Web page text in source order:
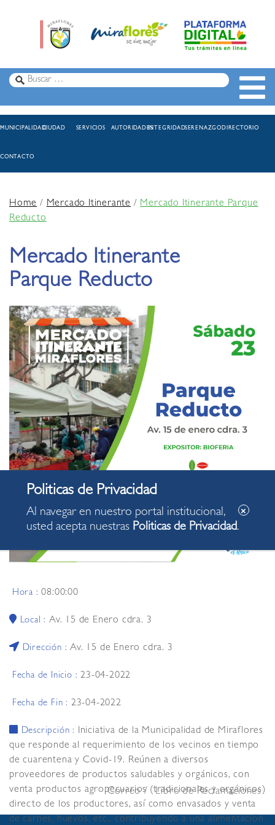
MUNICIPALIDADCIUDAD SERVICIOS AUTORIDADESINTEGRIDADSERENAZGODIRECTORIO
CONTACTO
Home/Mercado Itinerante /Mercado Itinerante Parque
Reducto
Mercado Itinerante
Parque Reducto
Hora :08:00:00
Local :Av. 15 de Enero cdra. 3
Dirección :Av. 15 de Enero cdra. 3
Fecha de Inicio : 23-04-2022
Fecha de Fin : 23-04-2022
Descripción : Iniciativa de la Municipalidad de Miraflores
que responde al requerimiento de los vecinos en tiempo
de cuarentena y Covid-19. Reúnen a diversos
proveedores de productos saludables y orgánicos, con
venta productos agropecuarios (tradicionales y orgánicos)
directo de los productores, así como envasados y venta
de carnes, huevos, etc., contribuyendo a una alimentación
Correo Libro de Reclamaciones
Al navegar en nuestro portal institucional,
usted acepta nuestras Politicas de Privacidad.